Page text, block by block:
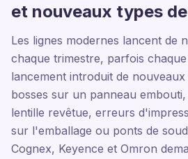
et nouveaux types
Les lignes modernes lancent de
chaque trimestre, parfois chaque
lancement introduit de
bosses sur un panneau
lentille revêtue, erreurs
sur l'emballage ou ponts de
Cognex, Keyence et Omron